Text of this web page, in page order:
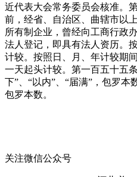
近代表大会常务委员会核准。
前，经省、自治区、曲辖市以
所有制企业，曾经向工商行政
法人登记，即具有法人资历。
计较。按照日、月、年计较期
一天起头计较。第一百五十五
下”、“以内”、“届满”，包罗本
包罗本数。
关注微信公众号